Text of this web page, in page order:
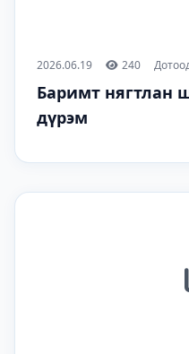
2026.06.19 240
Баримт нягтлан
дүрэм